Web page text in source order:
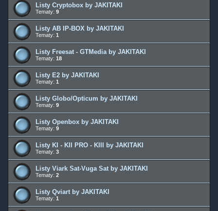
Listy Cryptobox by JAKITAKI
Tematy: 9
Listy AB IP-BOX by JAKITAKI
Tematy: 1
Listy Freesat - GTMedia by JAKITAKI
Tematy: 18
Listy E2 by JAKITAKI
Tematy: 1
Listy Globo/Opticum by JAKITAKI
Tematy: 9
Listy Openbox by JAKITAKI
Tematy: 9
Listy KI - KII PRO - KIII by JAKITAKI
Tematy: 3
Listy Viark Sat-Vuga Sat by JAKITAKI
Tematy: 2
Listy Qviart by JAKITAKI
Tematy: 1